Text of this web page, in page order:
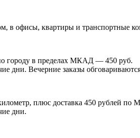
в офисы, квартиры и транспортные
городу в пределах МКАД — 450 руб.
дни. Вечерние заказы
плюс доставка 450 рублей по
дни.